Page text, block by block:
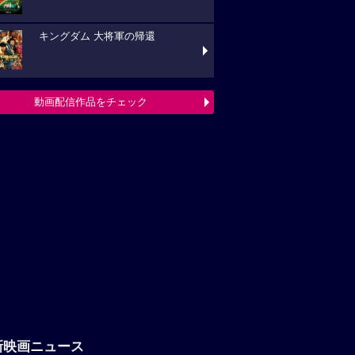
キングダム 大将軍の帰還
動画配信作品をチェック
映画ニュース